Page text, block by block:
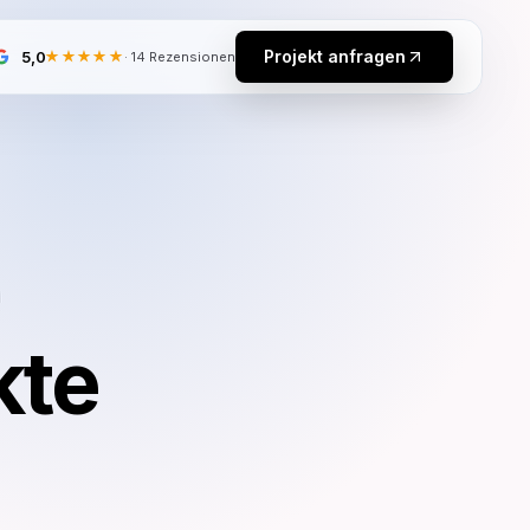
5,0★★★★★ · 14 Rezensionen Projekt anfragen